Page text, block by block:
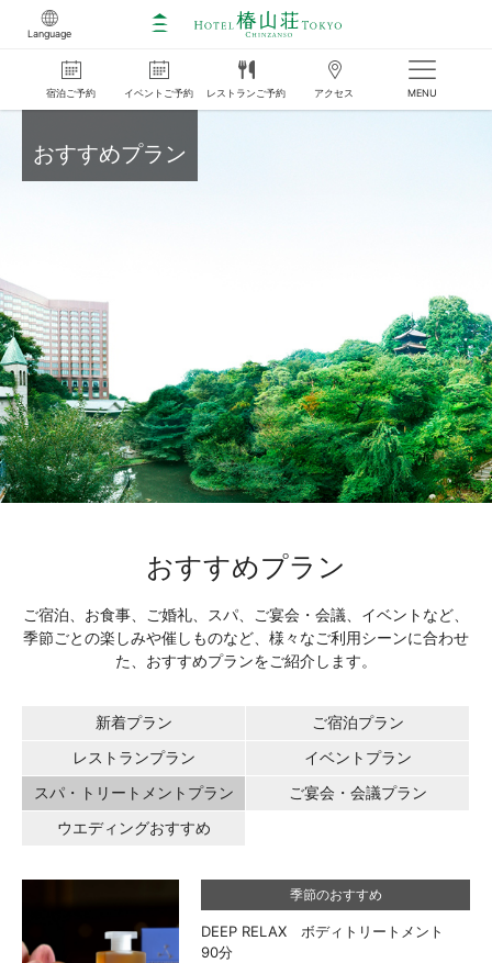
Language
宿泊ご予約 イベント ご予約 レストラン ご予約 アクセス MENU
おすすめプラン
おすすめプラン
ご宿泊、お食事、ご婚礼、スパ、ご宴会・会議、イベントなど、
季節ごとの楽しみや催しものなど、様々なご利用シーンに合わせ
た、おすすめプランをご紹介します。
新着プラン ご宿泊プラン
レストランプラン イベントプラン
スパ・トリートメントプラン ご宴会・会議プラン
ウエディングおすすめ
季節のおすすめ
DEEP RELAX ボディトリートメント
90分